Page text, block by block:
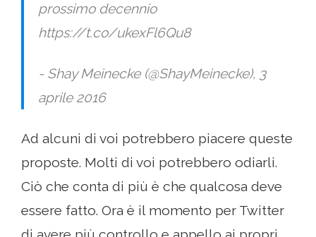
prossimo decennio
https://t.co/ukexFl6Qu8
- Shay Meinecke (@ShayMeinecke), 3
aprile 2016
Ad alcuni di voi potrebbero piacere queste
proposte. Molti di voi potrebbero odiarli.
Ciò che conta di più è che qualcosa deve
essere fatto. Ora è il momento per Twitter